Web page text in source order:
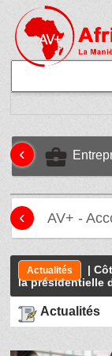
business_center
‹
AV+ -
‹
Actualités
|
la présidentielle
Actualités